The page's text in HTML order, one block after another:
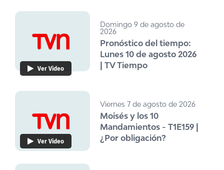
Ver Video
Domingo 9 de agosto de
2026
Pronóstico del tiempo:
Lunes 10 de agosto 2026
| TV Tiempo
Ver Video
Viernes 7 de agosto de 2026
Moisés y los 10
Mandamientos - T1E159 |
¿Por obligación?